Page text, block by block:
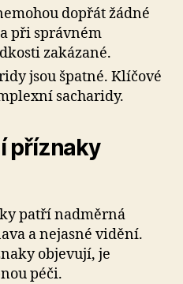
dopřát žádné
při správném
zakázané.
jsou špatné. Klíčové
sacharidy.
příznaky
patří nadměrná
a nejasné vidění.
objevují, je
péči.